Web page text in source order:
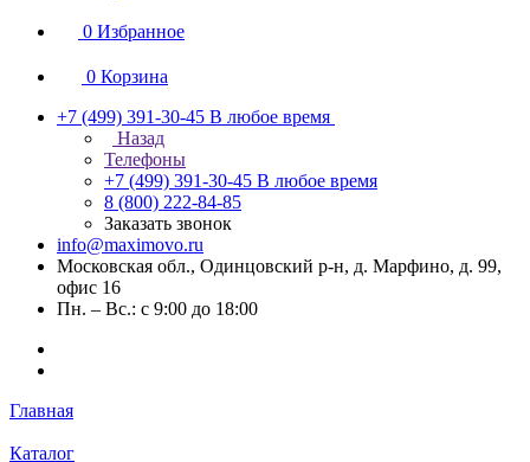
0 Избранное
0 Корзина
+7 (499) 391-30-45 В любое время
Назад
Телефоны
+7 (499) 391-30-45 В любое время
8 (800) 222-84-85
Заказать звонок
info@maximovo.ru
Московская обл., Одинцовский р-н, д. Марфино, д. 99,
офис 16
Пн. – Вс.: с 9:00 до 18:00
Главная
Каталог